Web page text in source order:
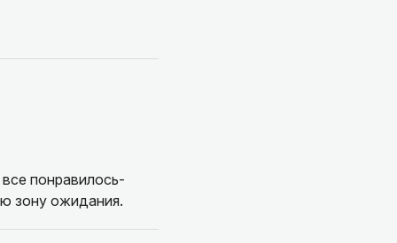
понравилось-
зону ожидания.